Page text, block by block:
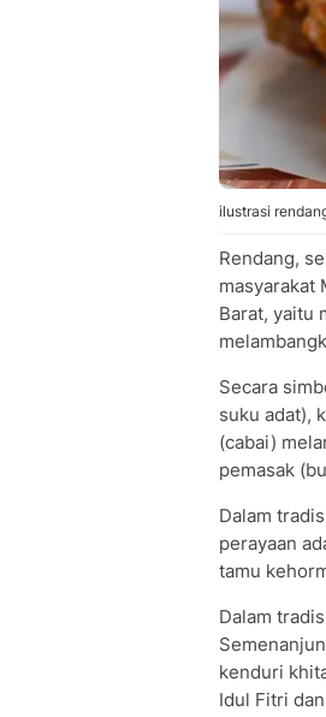
ilustrasi
Rendang,
masyarakat
Barat, yaitu
Secara
suku adat),
(cabai)
pemasak
Dalam
perayaan
tamu
Dalam
kenduri
Idul Fitri